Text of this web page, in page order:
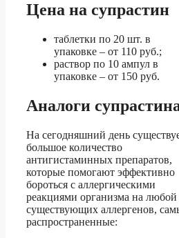
Цена на супрастин
таблетки по 20 шт. в
упаковке – от 110 руб.;
раствор по 10 ампул в
упаковке – от 150 руб.
Аналоги
На сегодняшний день
большое количество
антигистаминных препаратов,
которые помогают эффективно
бороться с аллергическими
реакциями организма на любой
существующих аллергенов,
распространенные: